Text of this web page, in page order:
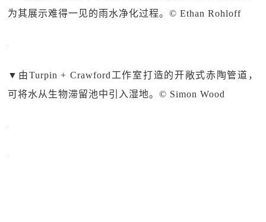
为其展示难得一见的雨水净化过程。© Ethan Rohloff
▼ 由Turpin + Crawford工作室打造的开敞式赤陶管道，
可将水从生物滞留池中引入湿地。© Simon Wood